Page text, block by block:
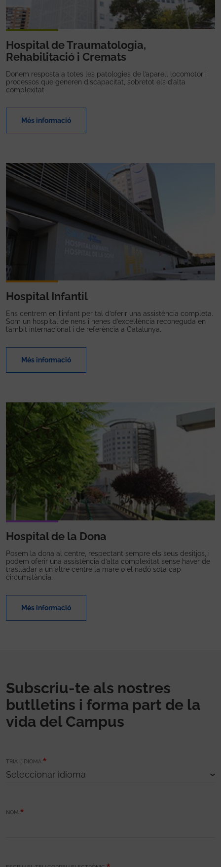
Hospital de Traumatologia,
Rehabilitació i Cremats
Donem resposta a totes les patologies de l’aparell locomotor i
processos que generen discapacitat, sobretot els d’alta
complexitat.
Més informació
Hospital Infantil
Ens centrem en l’infant per tal d’oferir una assistència completa.
Som un hospital de nens i nenes d’excel·lència reconeguda en
l’àmbit internacional i de referència a Catalunya.
Més informació
Hospital de la Dona
Posem la dona al centre, respectant sempre els seus desitjos, i
podem oferir una assistència d’alta complexitat sense haver de
traslladar a un altre centre la mare o el nadó sota cap
circumstància.
Més informació
Subscriu-te als nostres
butlletins i forma part de la
vida del Campus
TRIA L’IDIOMA
NOM